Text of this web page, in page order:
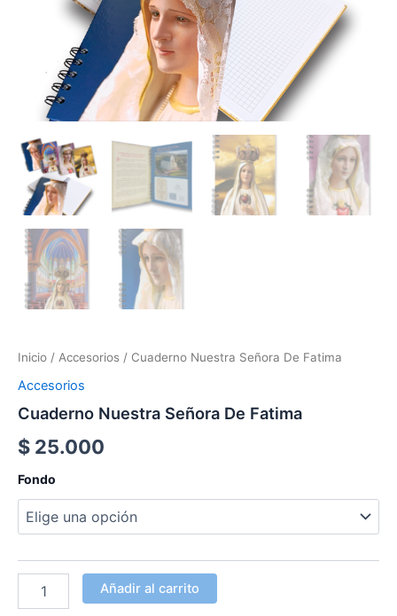
Inicio / Accesorios / Cuaderno Nuestra Señora De Fatima
Accesorios
Cuaderno Nuestra Señora De Fatima
$ 25.000
Fondo
Añadir al carrito